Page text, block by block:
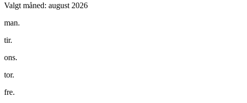
Valgt måned: august 2026
man.
tir.
ons.
tor.
fre.